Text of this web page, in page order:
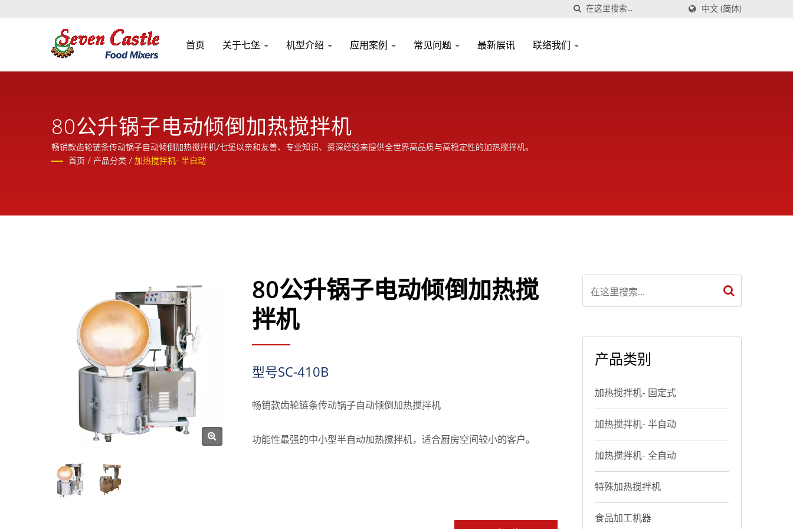
中文 (简体)
首页 关于七堡 机型介绍 应用案例 常见问题 最新展讯 联络我们
80公升锅子电动倾倒加热搅拌机
畅销款齿轮链条传动锅子自动倾倒加热搅拌机/七堡以亲和友善、专业知识、资深经验来提供全世界高品质与高稳定性的加热搅拌机。
首页 / 产品分类 / 加热搅拌机- 半自动
80公升锅子电动倾倒加热搅
拌机
型号SC-410B
畅销款齿轮链条传动锅子自动倾倒加热搅拌机
功能性最强的中小型半自动加热搅拌机，适合厨房空间较小的客户。
产品类别
加热搅拌机- 固定式
加热搅拌机- 半自动
加热搅拌机- 全自动
特殊加热搅拌机
食品加工机器